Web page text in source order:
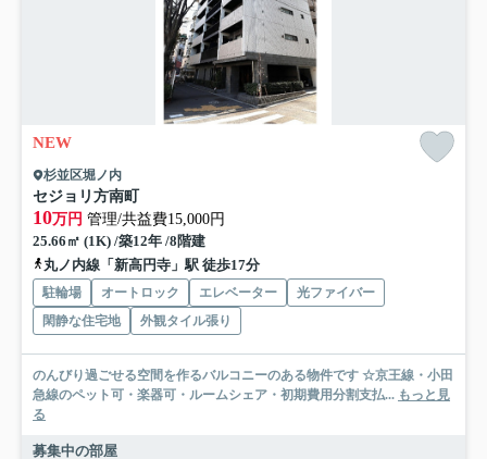
NEW
杉並区堀ノ内
セジョリ方南町
10万円 管理/共益費15,000円
25.66㎡ (1K) /築12年 /8階建
丸ノ内線「新高円寺」駅 徒歩17分
駐輪場 オートロック エレベーター
光ファイバー
閑静な住宅地
外観タイル張り
のんびり過ごせる空間を作るバルコニーのある物件です ☆京王線・小田
急線のペット可・楽器可・ルームシェア・初期費用分割支払... もっと見
る
募集中の部屋